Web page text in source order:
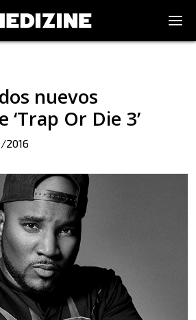
nuevos
‘Trap Or Die 3’
2016